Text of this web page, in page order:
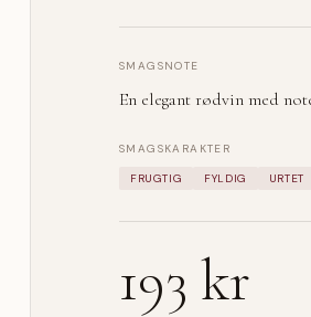
SMAGSNOTE
En elegant rødvin med
SMAGSKARAKTER
FRUGTIG FYLDIG URTET
193 kr